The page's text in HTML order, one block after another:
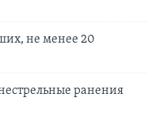
не менее 20
ранения